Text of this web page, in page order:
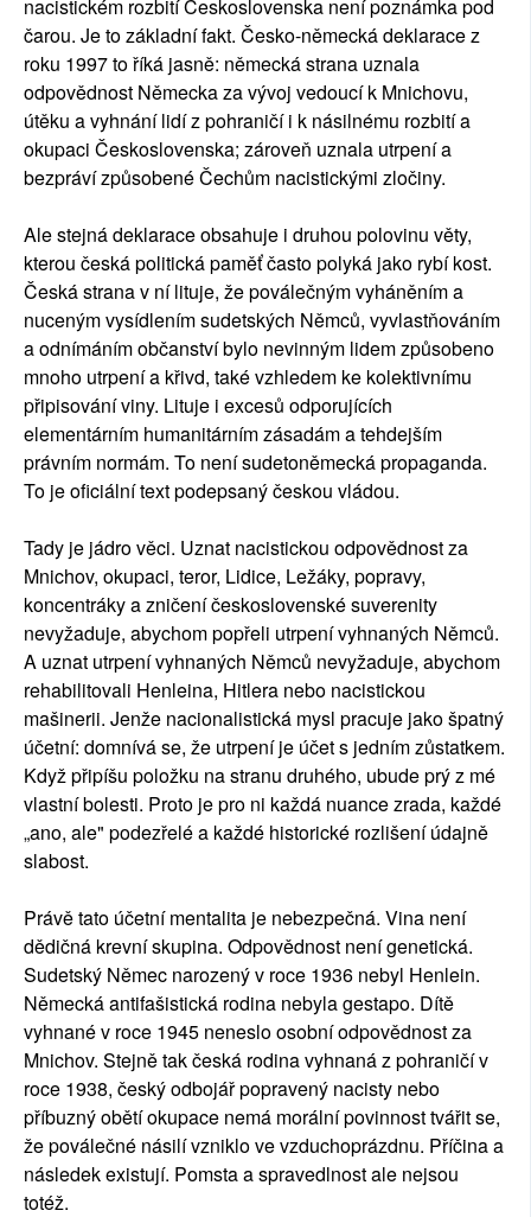
nacistickém rozbití Československa není poznámka pod
čarou. Je to základní fakt. Česko-německá deklarace z
roku 1997 to říká jasně: německá strana uznala
odpovědnost Německa za vývoj vedoucí k Mnichovu,
útěku a vyhnání lidí z pohraničí i k násilnému rozbití a
okupaci Československa; zároveň uznala utrpení a
bezpráví způsobené Čechům nacistickými zločiny.
Ale stejná deklarace obsahuje i druhou polovinu věty,
kterou česká politická paměť často polyká jako rybí kost.
Česká strana v ní lituje, že poválečným vyháněním a
nuceným vysídlením sudetských Němců, vyvlastňováním
a odnímáním občanství bylo nevinným lidem způsobeno
mnoho utrpení a křivd, také vzhledem ke kolektivnímu
připisování viny. Lituje i excesů odporujících
elementárním humanitárním zásadám a tehdejším
právním normám. To není sudetoněmecká propaganda.
To je oficiální text podepsaný českou vládou.
Tady je jádro věci. Uznat nacistickou odpovědnost za
Mnichov, okupaci, teror, Lidice, Ležáky, popravy,
koncentráky a zničení československé suverenity
nevyžaduje, abychom popřeli utrpení vyhnaných Němců.
A uznat utrpení vyhnaných Němců nevyžaduje, abychom
rehabilitovali Henleina, Hitlera nebo nacistickou
mašinerii. Jenže nacionalistická mysl pracuje jako špatný
účetní: domnívá se, že utrpení je účet s jedním zůstatkem.
Když připíšu položku na stranu druhého, ubude prý z mé
vlastní bolesti. Proto je pro ni každá nuance zrada, každé
„ano, ale" podezřelé a každé historické rozlišení údajně
slabost.
Právě tato účetní mentalita je nebezpečná. Vina není
dědičná krevní skupina. Odpovědnost není genetická.
Sudetský Němec narozený v roce 1936 nebyl Henlein.
Německá antifašistická rodina nebyla gestapo. Dítě
vyhnané v roce 1945 neneslo osobní odpovědnost za
Mnichov. Stejně tak česká rodina vyhnaná z pohraničí v
roce 1938, český odbojář popravený nacisty nebo
příbuzný obětí okupace nemá morální povinnost tvářit se,
že poválečné násilí vzniklo ve vzduchoprázdnu. Příčina a
následek existují. Pomsta a spravedlnost ale nejsou
totéž.